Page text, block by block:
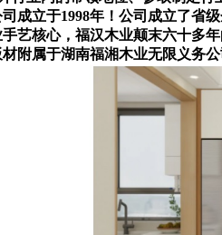
成立于1998年！公司成立了省
艺核心，福汉木业颠末六十多
附属于湖南福湘木业无限义务